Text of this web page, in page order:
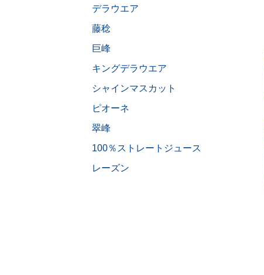
デラウエア
藤稔
巨峰
キングデラウエア
シャインマスカット
ピオーネ
翠峰
100％ストレートジュース
レーズン